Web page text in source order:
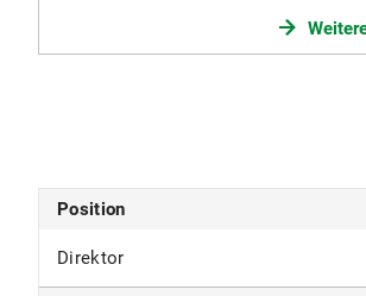
Position
Direktor